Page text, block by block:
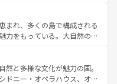
ともできる。 なお、新
一覧 を参照してほしい。
ョッピング、エンターテイ
スポットだ。一方、アメリカ
ランドキャニオンやイエロー
楽と美食が融合した独特の
カの各地域で異なる魅力を楽
かな歴史を感じることができ
まれ、多くの島で構成される
力をもっている。大自然の神
番の観光地といえばオアフ
ならマウイ島やカウアイ島が
ンに輝く海をはじめ、豊かな
然と多様な文化が魅力の国。
ドニー・オペラハウス、オー